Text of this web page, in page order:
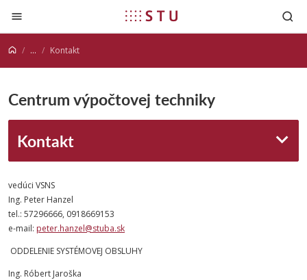
Prejsť na obsah
... Kontakt
Centrum výpočtovej techniky
Kontakt
vedúci VSNS
Ing. Peter Hanzel
tel.: 57296666, 0918669153
e-mail: peter.hanzel@stuba.sk
ODDELENIE SYSTÉMOVEJ OBSLUHY
Ing. Róbert Jaroška